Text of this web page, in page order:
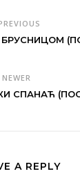
NEWER
СПАНАЋ
A REPLY